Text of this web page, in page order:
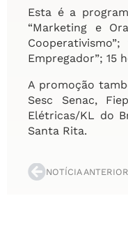
Esta é a
“Marketing e
Empregador”; 15
A promoção
Sesc Senac,
Elétricas/KL do
Santa Rita.
NOTÍCIA ANTERIOR